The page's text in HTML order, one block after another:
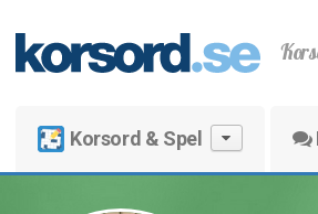
Korsord & Spel